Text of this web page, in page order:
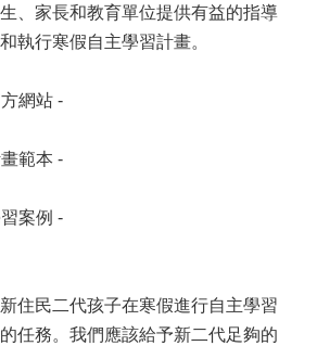
、家長和教育單位提供有益的指導
執行寒假自主學習計畫。
網站 -
範本 -
案例 -
住民二代孩子在寒假進行自主學習
任務。我們應該給予新二代足夠的